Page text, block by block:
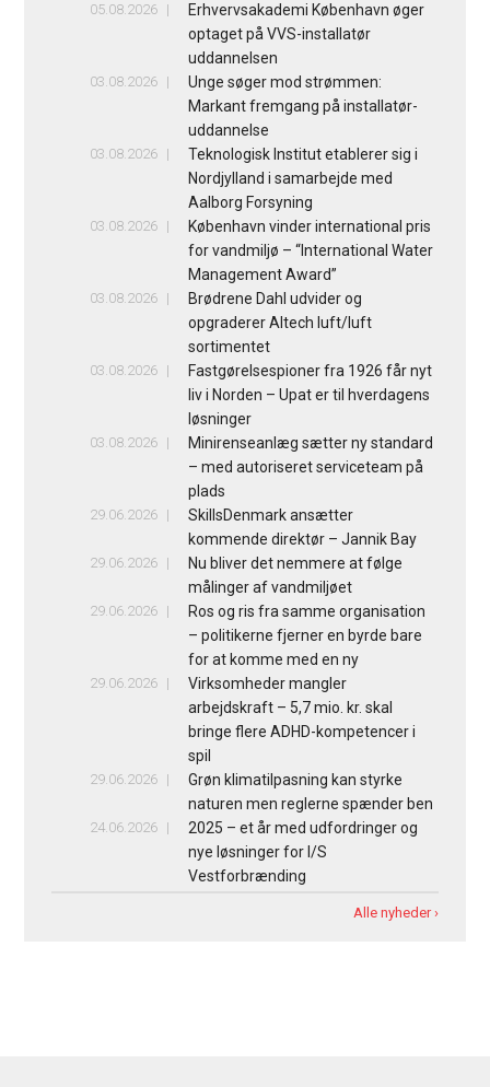
05.08.2026
Erhvervsakademi København øger
optaget på VVS-installatør
uddannelsen
03.08.2026
Unge søger mod strømmen:
Markant fremgang på installatør-
uddannelse
03.08.2026
Teknologisk Institut etablerer sig i
Nordjylland i samarbejde med
Aalborg Forsyning
03.08.2026
København vinder international pris
for vandmiljø – “International Water
Management Award”
03.08.2026
Brødrene Dahl udvider og
opgraderer Altech luft/luft
sortimentet
03.08.2026
Fastgørelsespioner fra 1926 får nyt
liv i Norden – Upat er til hverdagens
løsninger
03.08.2026
Minirenseanlæg sætter ny standard
– med autoriseret serviceteam på
plads
29.06.2026
SkillsDenmark ansætter
kommende direktør – Jannik Bay
29.06.2026
Nu bliver det nemmere at følge
målinger af vandmiljøet
29.06.2026
Ros og ris fra samme organisation
– politikerne fjerner en byrde bare
for at komme med en ny
29.06.2026
Virksomheder mangler
arbejdskraft – 5,7 mio. kr. skal
bringe flere ADHD-kompetencer i
spil
29.06.2026
Grøn klimatilpasning kan styrke
naturen men reglerne spænder ben
24.06.2026
2025 – et år med udfordringer og
nye løsninger for I/S
Vestforbrænding
Alle nyheder ›